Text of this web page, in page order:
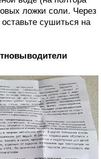
ложки соли. Через
сушиться на